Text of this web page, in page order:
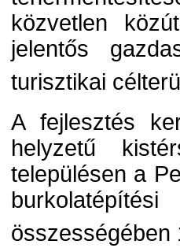
közvetlen
jelentős
turisztikai
A fejlesztés
helyzetű
településen a
összességében